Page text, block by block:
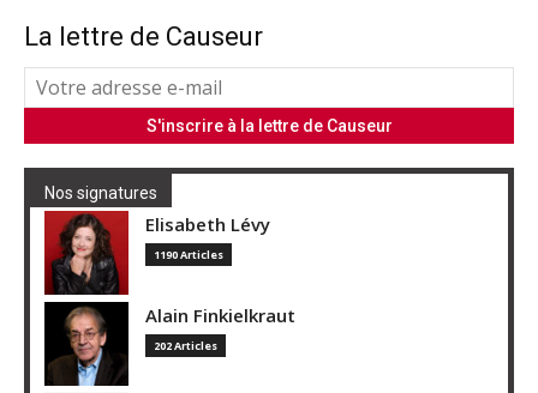
La lettre de Causeur
Nos signatures
Elisabeth Lévy
1190 Articles
Alain Finkielkraut
202 Articles